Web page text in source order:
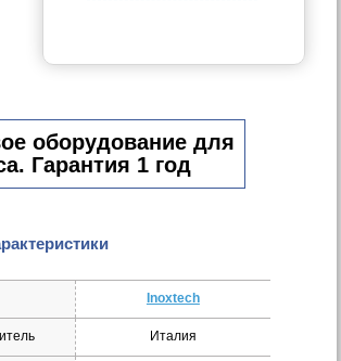
оборудование для
Гарантия 1 год
Inoxtech
Италия